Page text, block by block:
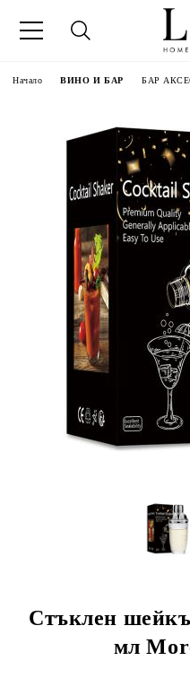
Начало ВИНО И БАР БАР
Стъклен
мл